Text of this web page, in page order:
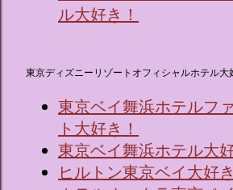
ル大好き！
東京ディズニーリゾートオフィシャルホテル大
東京ベイ舞浜ホテルフ
ト大好き！
東京ベイ舞浜ホテル大
ヒルトン東京ベイ大好き